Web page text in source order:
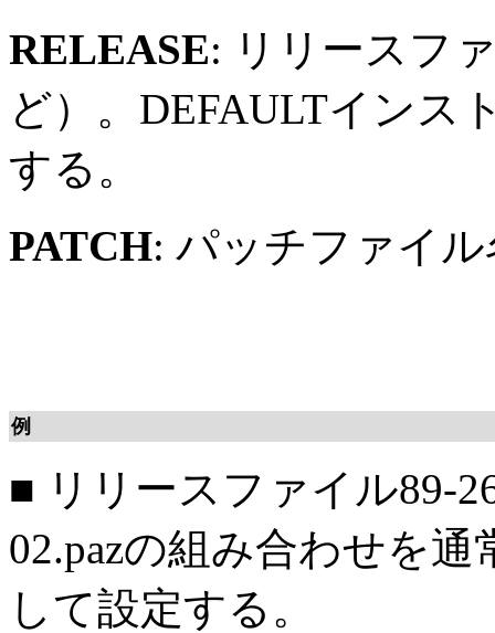
RELEASE: リリースフ
ど）。DEFAULTインス
する。
PATCH: パッチファイル
例
■ リリースファイル89-
02.pazの組み合わせを
して設定する。